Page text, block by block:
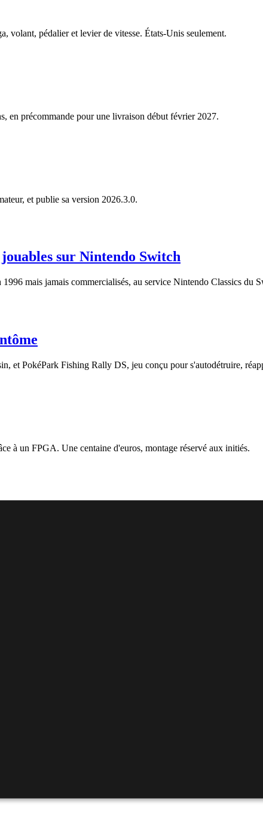
volant, pédalier et levier de vitesse. États-Unis seulement.
en précommande pour une livraison début février 2027.
et publie sa version 2026.3.0.
sur Nintendo Switch
mais jamais commercialisés, au service Nintendo Classics du
et PokéPark Fishing Rally DS, jeu conçu pour s'autodétruire,
à un FPGA. Une centaine d'euros, montage réservé aux initiés.